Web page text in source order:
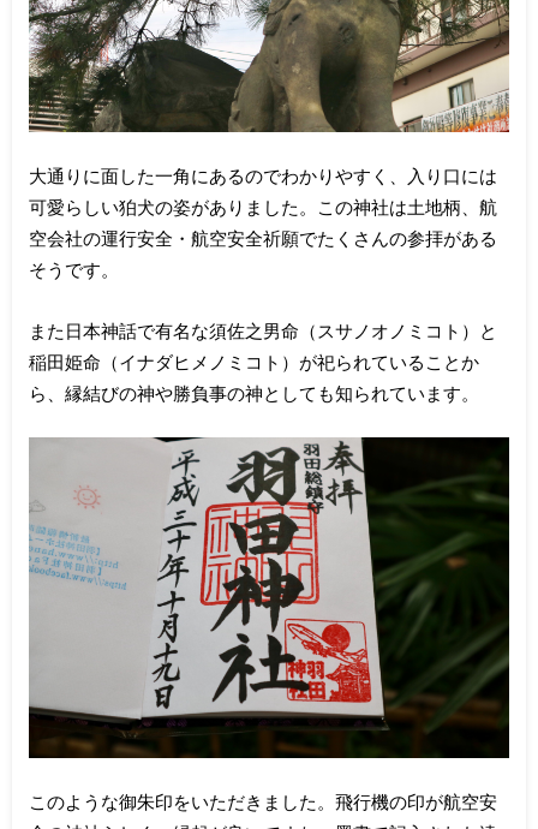
大通りに面した一角にあるのでわかりやすく、入り口には
可愛らしい狛犬の姿がありました。この神社は土地柄、航
空会社の運行安全・航空安全祈願でたくさんの参拝がある
そうです。
また日本神話で有名な須佐之男命（スサノオノミコト）と
稲田姫命（イナダヒメノミコト）が祀られていることか
ら、縁結びの神や勝負事の神としても知られています。
このような御朱印をいただきました。飛行機の印が航空安